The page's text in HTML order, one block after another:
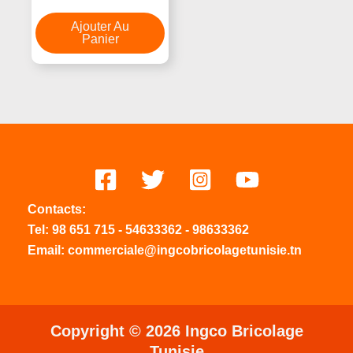
Sur
5
Ajouter Au
Panier
Contacts:
Tel: 98 651 715 - 54633362 - 98633362
Email: commerciale@ingcobricolagetunisie.tn
Copyright © 2026 Ingco Bricolage